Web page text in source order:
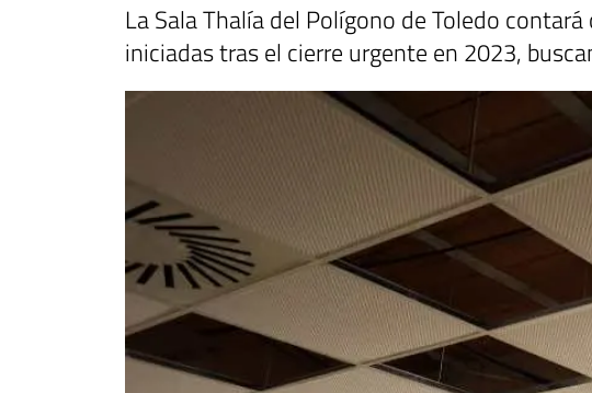
La Sala Thalía del Polígono de Toledo
iniciadas tras el cierre urgente en 2023,